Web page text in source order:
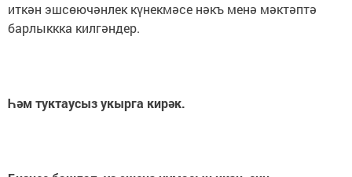
иткән эшсөючәнлек күнекмәсе нәкъ менә мәктәптә
барлыккка килгәндер.
Һәм туктаусыз укырга кирәк.